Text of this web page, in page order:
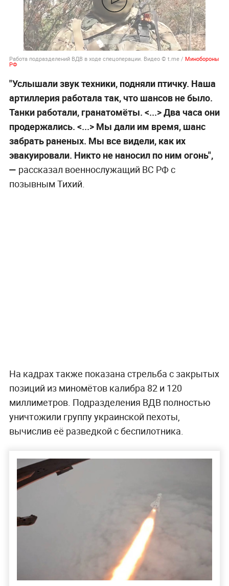
Работа подразделений ВДВ в ходе спецоперации. Видео © t.me / Минобороны
РФ
"Услышали звук техники, подняли птичку. Наша
артиллерия работала так, что шансов не было.
Танки работали, гранатомёты. <...> Два часа они
продержались. <...> Мы дали им время, шанс
забрать раненых. Мы все видели, как их
эвакуировали. Никто не наносил по ним огонь",
— рассказал военнослужащий ВС РФ с
позывным Тихий.
На кадрах также показана стрельба с закрытых
позиций из миномётов калибра 82 и 120
миллиметров. Подразделения ВДВ полностью
уничтожили группу украинской пехоты,
вычислив её разведкой с беспилотника.